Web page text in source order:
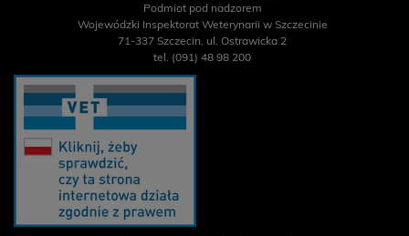
Podmiot pod nadzorem
Wojewódzki Inspektorat Weterynarii w Szczecinie
71-337 Szczecin, ul. Ostrawicka 2
tel. (091) 48 98 200